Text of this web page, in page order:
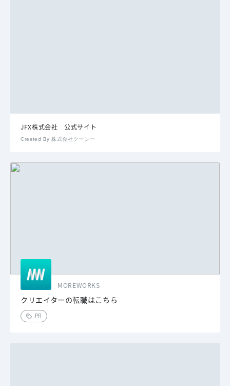
JFX株式会社 公式サイト
Created By 株式会社クーシー
MOREWORKS
クリエイターの転職はこちら
PR